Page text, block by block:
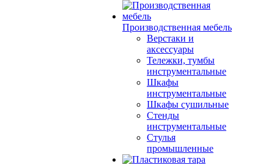
Производственная мебель
Верстаки и
аксессуары
Тележки, тумбы
инструментальные
Шкафы
инструментальные
Шкафы сушильные
Стенды
инструментальные
Cтулья
промышленные